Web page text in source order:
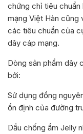
chứng chỉ tiêu
mạng Việt Hàn cũng
các tiêu chuẩn của
dây cáp mạng.
Dòng sản phẩm dây
bởi:
Sử dụng đồng
ổn định của đường
Dầu chống ẩm Jelly